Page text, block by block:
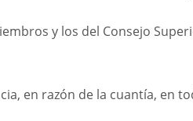
y los del Consejo
en razón de la cuantía, en